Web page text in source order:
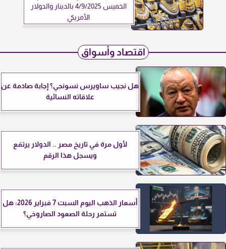
الخميس 4/9/2025 بالدينار والدولار
الأمريكي
اقتصاد وأسواق
هل نجيب ساويرس نسونجي؟ إجابة صادمة عن
علاقاته النسائية
لأول مرة في تاريخ مصر .. الدولار يرتفع
ويسجل هذا الرقم
أسعار الذهب اليوم السبت 7 فبراير 2026: هل
تستمر رحلة الصعود الصاروخي؟